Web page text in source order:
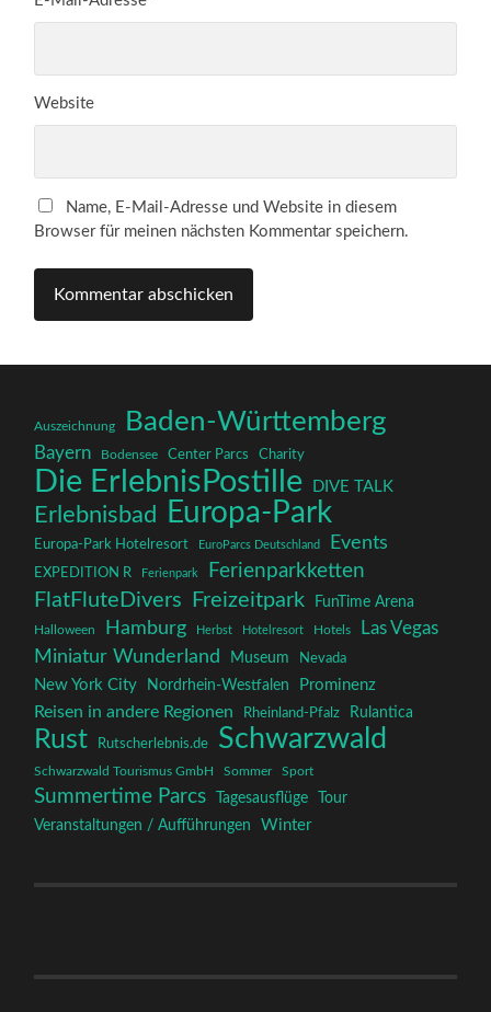
Website
Name, E-Mail-Adresse und Website in diesem
Browser für meinen nächsten Kommentar speichern.
Auszeichnung Baden-Württemberg
Bayern Bodensee Center Parcs Charity
Die ErlebnisPostille DIVE TALK
Erlebnisbad Europa-Park
Europa-Park Hotelresort EuroParcs Deutschland Events
EXPEDITION R Ferienpark Ferienparkketten
FlatFluteDivers Freizeitpark FunTime Arena
Halloween Hamburg Herbst Hotelresort Hotels
Las Vegas
Miniatur Wunderland
Museum Nevada
New York City Nordrhein-Westfalen Prominenz
Reisen in andere Regionen Rheinland-Pfalz Rulantica
Rust Rutscherlebnis.de Schwarzwald
Schwarzwald Tourismus GmbH Sommer Sport
Summertime Parcs Tagesausflüge
Tour
Veranstaltungen / Aufführungen
Winter